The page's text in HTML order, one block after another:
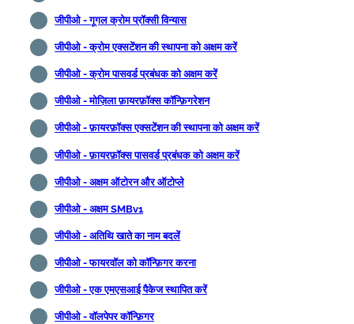
जीपीओ - गूगल क्रोम प्रॉक्सी विन्यास
जीपीओ - क्रोम एक्सटेंशन की स्थापना को अक्षम करें
जीपीओ - क्रोम पासवर्ड प्रबंधक को अक्षम करें
जीपीओ - मोज़िला फ़ायरफ़ॉक्स कॉन्फ़िगरेशन
जीपीओ - फ़ायरफ़ॉक्स एक्सटेंशन की स्थापना को अक्षम करें
जीपीओ - फ़ायरफ़ॉक्स पासवर्ड प्रबंधक को अक्षम करें
जीपीओ - अक्षम ऑटोरन और ऑटोप्ले
जीपीओ - अक्षम SMBv1
जीपीओ - अतिथि खाते का नाम बदलें
जीपीओ - फायरवॉल को कॉन्फ़िगर करना
जीपीओ - एक एमएसआई पैकेज स्थापित करें
जीपीओ - वॉलपेपर कॉन्फ़िगर